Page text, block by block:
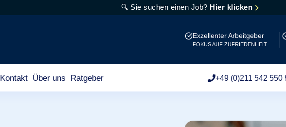
🔍 Sie suchen einen Job? Hier klicken
Exzellenter Arbeitgeber
FOKUS AUF ZUFRIEDENHEIT
Kontakt Über uns Ratgeber +49 (0)211 542 550